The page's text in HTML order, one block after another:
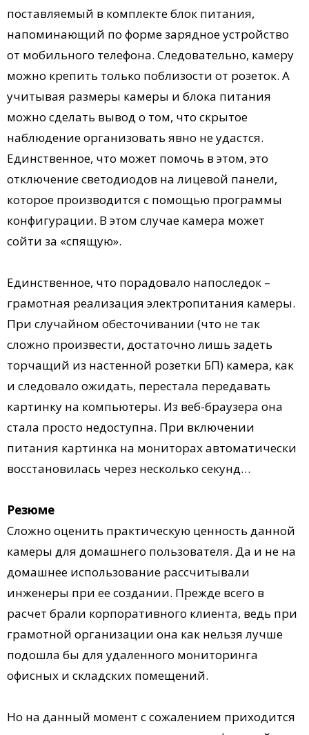
поставляемый в комплекте блок питания,
напоминающий по форме зарядное устройство
от мобильного телефона. Следовательно, камеру
можно крепить только поблизости от розеток. А
учитывая размеры камеры и блока питания
можно сделать вывод о том, что скрытое
наблюдение организовать явно не удастся.
Единственное, что может помочь в этом, это
отключение светодиодов на лицевой панели,
которое производится с помощью программы
конфигурации. В этом случае камера может
сойти за «спящую».
Единственное, что порадовало напоследок –
грамотная реализация электропитания камеры.
При случайном обесточивании (что не так
сложно произвести, достаточно лишь задеть
торчащий из настенной розетки БП) камера, как
и следовало ожидать, перестала передавать
картинку на компьютеры. Из веб-браузера она
стала просто недоступна. При включении
питания картинка на мониторах автоматически
восстановилась через несколько секунд…
Резюме
Сложно оценить практическую ценность данной
камеры для домашнего пользователя. Да и не на
домашнее использование рассчитывали
инженеры при ее создании. Прежде всего в
расчет брали корпоративного клиента, ведь при
грамотной организации она как нельзя лучше
подошла бы для удаленного мониторинга
офисных и складских помещений.
Но на данный момент с сожалением приходится